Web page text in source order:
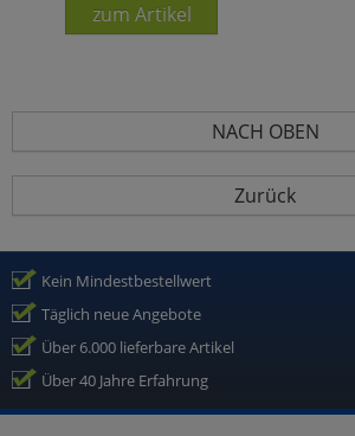
zum Artikel
NACH OBEN
Zurück
Kein Mindestbestellwert
Täglich neue Angebote
Über 6.000 lieferbare Artikel
Über 40 Jahre Erfahrung